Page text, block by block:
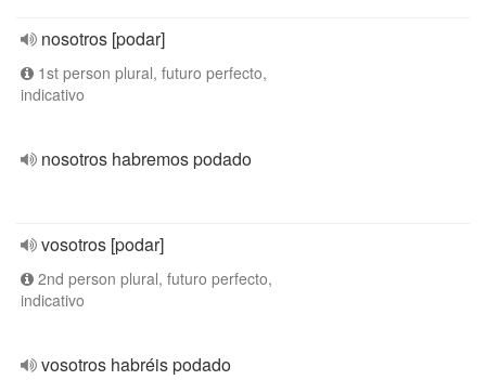
nosotros [podar]
1st person plural, futuro perfecto,
indicativo
nosotros habremos podado
vosotros [podar]
2nd person plural, futuro perfecto,
indicativo
vosotros habréis podado